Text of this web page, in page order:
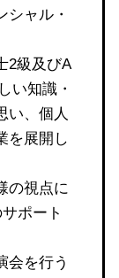
シャル・
2級及びA
い知識・
い、個人
を展開し
の視点に
ポート
会を行う